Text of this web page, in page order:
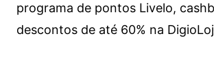
programa de pontos Livelo,
descontos de até 60% na